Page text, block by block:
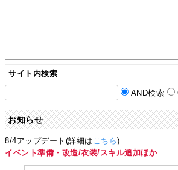
サイト内検索
AND検索
お知らせ
8/4アップデート(詳細は こちら)
イベント準備・改造/衣装/スキル追加ほか